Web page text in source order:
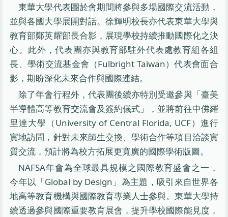
東華大學代表團於會期間將參與多場國際交流活動，
並與各國大學展開對話。徐輝明校長亦代表東華大學與
教育部鄭英耀部長合影，展現學校持續推動國際化之決
心。此外，代表團亦與教育部駐外代表處教育組各組
長、學術交流基金會（Fulbright Taiwan）代表會面合
影，期盼深化未來合作與國際連結。
除了年會行程外，代表團後續亦特別受邀參與「臺美
半導體高等教育交流會及簽約儀式」，並將前往中佛羅
里達大學（University of Central Florida, UCF）進行
實地訪問，針對未來師生交換、學術合作等項目洽談實
質交流，預計將為校方拓展更寬廣的國際學術版圖。
NAFSA年會為全球最具規模之國際教育盛會之一，
今年以「Global by Design」為主題，吸引來自世界各
地高等教育機構與國際教育專業人士參與。東華大學持
續透過參與國際重要教育展會，提升學校國際能見度，